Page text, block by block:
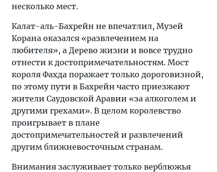
несколько мест.
Калат-аль-Бахрейн не впечатлил, Музей
Корана оказался «развлечением на
любителя», а Дерево жизни и вовсе трудно
отнести к достопримечательностям. Мост
короля Фахда поражает только дороговизной,
по этому пути в Бахрейн часто приезжают
жители Саудовской Аравии «за алкоголем и
другими грехами». В целом королевство
проигрывает в плане
достопримечательностей и развлечений
другим ближневосточным странам.
Внимания заслуживает только верблюжья